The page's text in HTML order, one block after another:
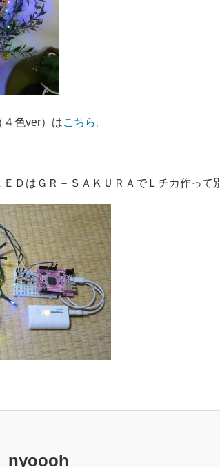
色ver）はこちら 。
ＤはＧＲ－ＳＡＫＵＲＡでＬチカ作って
nyoooh